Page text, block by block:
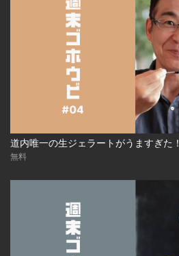
道内唯一の生ジェラートがうますぎた！
無料